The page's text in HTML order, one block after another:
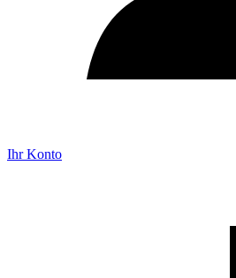
Ihr Konto